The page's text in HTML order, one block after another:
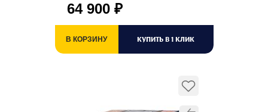
64 900 ₽
В КОРЗИНУ КУПИТЬ В 1 КЛИК